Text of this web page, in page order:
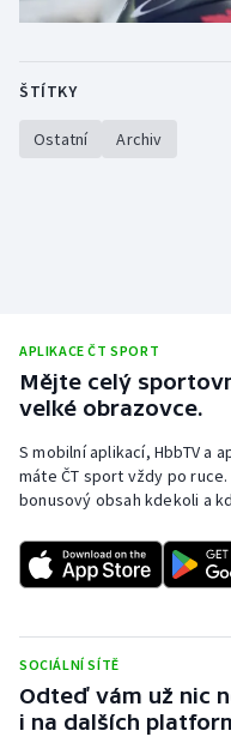
Krasobruslení
Lyže a snowboard
Parasport
Plavání
Plážový volejbal
Rychlobruslení
Short track
ŠTÍTKY
Ostatní Archiv
APLIKACE ČT SPORT
Mějte celý
velké obrazovce.
S mobilní aplikací, HbbTV a
máte ČT sport vždy po
bonusový obsah kdekoli a
SOCIÁLNÍ SÍTĚ
Odteď vám už nic
i na dalších